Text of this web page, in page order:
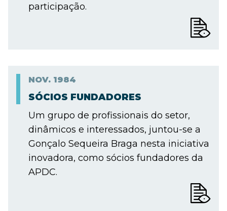
participação.
NOV. 1984
SÓCIOS FUNDADORES
Um grupo de profissionais do setor,
dinâmicos e interessados, juntou-se a
Gonçalo Sequeira Braga nesta iniciativa
inovadora, como sócios fundadores da
APDC.